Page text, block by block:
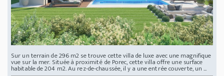
Sur un terrain de 296 m2 se trouve cette villa de luxe avec une magnifique
vue sur la mer. Située à proximité de Porec, cette villa offre une surface
habitable de 204 m2. Au rez-de-chaussée, il y a une entrée couverte, un ...